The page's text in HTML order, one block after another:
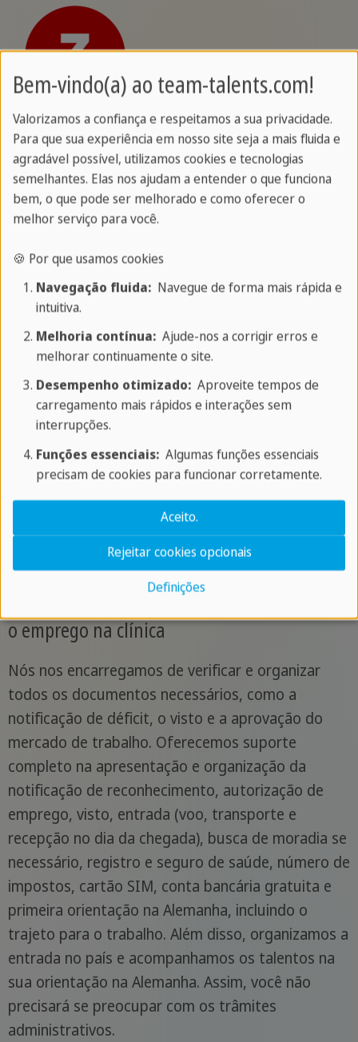
Curso de alemão
Os talentos selecionados são aceitos em nosso
programa gratuito de preparação para o emprego
em sua clínica. Eles realizam um curso intensivo de
emescola de línguas em Frankfurt
com um certificado B2 de alemão. Durante todo o
curso de idiomas, os talentos recebem uma bolsa
que lhes permite concentrar-se totalmente no
curso. Isso garante um alto nível de qualidade,
assegurando que os talentos estejam
competentes e prontos para o momento da sua
integração.
Preparação adicional para a vida cotidiana e
o emprego na clínica
Nós nos encarregamos de verificar e organizar
todos os documentos necessários, como a
notificação de déficit, o visto e a aprovação do
mercado de trabalho. Oferecemos suporte
completo na apresentação e organização da
notificação de reconhecimento, autorização de
emprego, visto, entrada (voo, transporte e
recepção no dia da chegada), busca de moradia se
necessário, registro e seguro de saúde, número de
impostos, cartão SIM, conta bancária gratuita e
primeira orientação na Alemanha, incluindo o
trajeto para o trabalho. Além disso, organizamos a
entrada no país e acompanhamos os talentos na
sua orientação na Alemanha. Assim, você não
precisará se preocupar com os trâmites
administrativos.
Bem-vindo(a) ao team-talents.com!
Valorizamos a confiança e respeitamos a sua privacidade.
Para que sua experiência em nosso site seja a mais fluida e
agradável possível, utilizamos cookies e tecnologias
semelhantes. Elas nos ajudam a entender o que funciona
bem, o que pode ser melhorado e como oferecer o
melhor serviço para você.
🍪 Por que usamos cookies
Navegação fluida:Navegue de forma mais rápida e
intuitiva.
Melhoria contínua:Ajude-nos a corrigir erros e
melhorar continuamente o site.
Desempenho otimizado:Aproveite tempos de
carregamento mais rápidos e interações sem
interrupções.
Funções essenciais:Algumas funções essenciais
precisam de cookies para funcionar corretamente.
Definições
Rejeitar cookies opcionais
Aceito.